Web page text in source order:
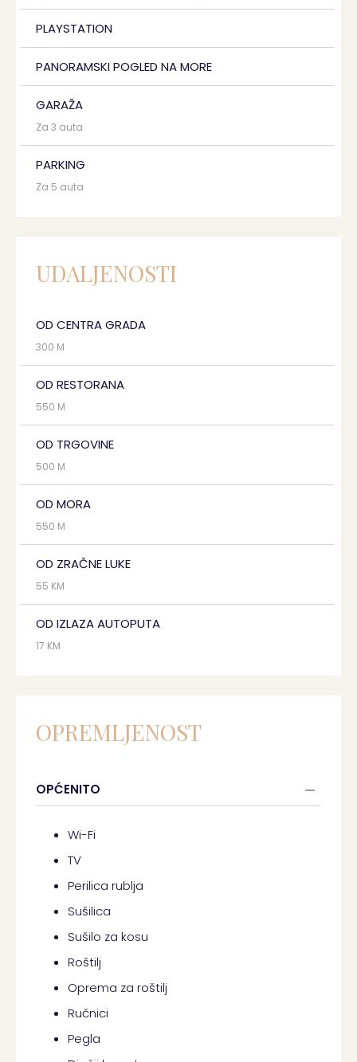
PLAYSTATION
PANORAMSKI POGLED NA MORE
GARAŽA
Za 3 auta
PARKING
Za 5 auta
UDALJENOSTI
OD CENTRA GRADA
300 M
OD RESTORANA
550 M
OD TRGOVINE
500 M
OD MORA
550 M
OD ZRAČNE LUKE
55 KM
OD IZLAZA AUTOPUTA
17 KM
OPREMLJENOST
OPĆENITO
Wi-Fi
TV
Perilica rublja
Sušilica
Sušilo za kosu
Roštilj
Oprema za roštilj
Ručnici
Pegla